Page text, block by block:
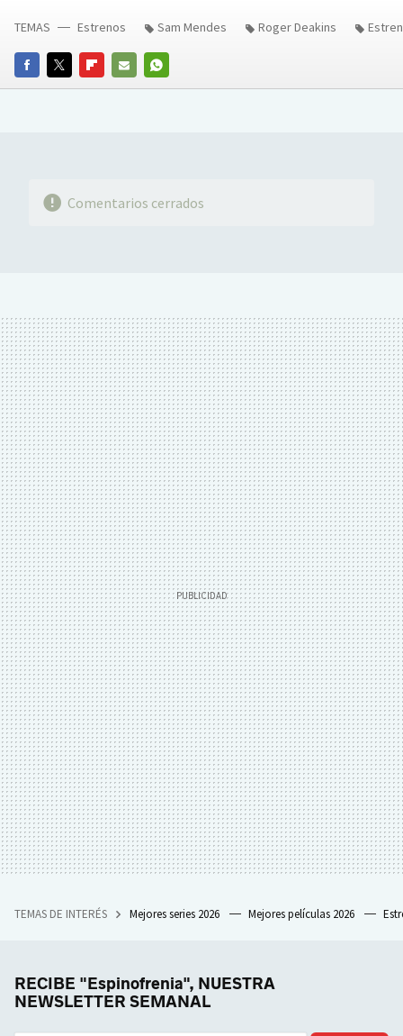
FACEBOOKTWITTERFLIPBOARD
E-
WHATSAPP
TEMAS Estrenos Sam Mendes Roger Deakins
Comentarios cerrados
TEMAS DE INTERÉS Mejores series 2026 Mejores películas 2026
RECIBE "Espinofrenia", NUESTRA
NEWSLETTER SEMANAL